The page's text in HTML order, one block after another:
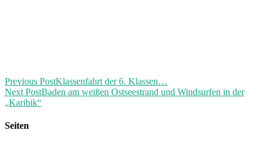
Previous PostKlassenfahrt der 6. Klassen…
Next PostBaden am weißen Ostseestrand und Windsurfen in der
„Karibik“
Seiten